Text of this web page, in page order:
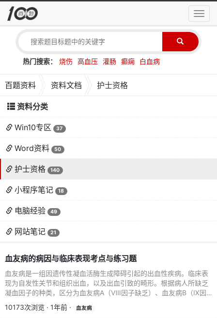
导
航
热门搜索： 烧伤 高血压 灌肠 癫痫 白血病
百题资料 资料文档 护士资格
资料分类
Win10专区 37
Word资料 50
护士资格 140
小程序笔记 18
电脑经验 49
网站笔记 21
血友病的病因与临床表现考点与练习题
血友病是一组因遗传性凝血活酶生成障碍引起的出血性疾病。临床表
现为自发性关节和组织出血，以及出血引致的畸形。根据病人所缺乏
凝血因子的种类，区分为血友病A（Ⅷ因子缺乏）、血友病B（Ⅸ因
子缺乏），遗传性FX...
10173次浏览 · 1年前 · 血友病